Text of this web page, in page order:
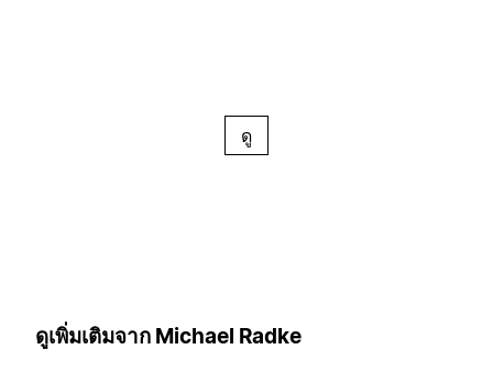
ดู
ดูเพิ่มเติมจาก Michael Radke